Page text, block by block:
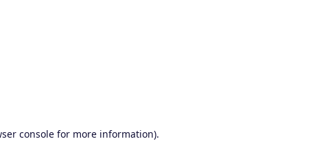
consolefor more information).